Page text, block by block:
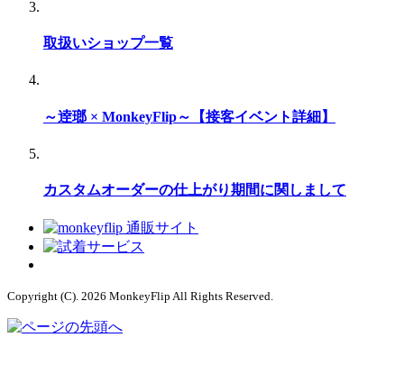
取扱いショップ一覧
～逹瑯 × MonkeyFlip～【接客イベント詳細】
カスタムオーダーの仕上がり期間に関しまして
Copyright (C). 2026 MonkeyFlip All Rights Reserved.